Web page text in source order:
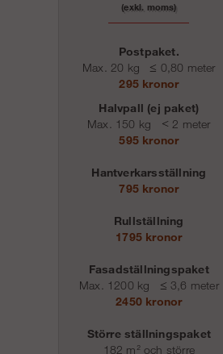
(exkl. moms)
Postpaket.
Max. 20 kg
≤ 0,80 meter
295 kronor
Halvpall (ej paket)
Max. 150 kg < 2 meter
595 kronor
Hantverkarsställning
795 kronor
Rullställning
1795 kronor
Fasadställningspaket
Max. 1200 kg
≤ 3,6 meter
2450 kronor
Större ställningspaket
182 m² och större